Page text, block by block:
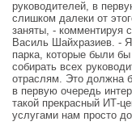
руководителей, в
слишком далеки от
заняты, - комментируя
Василь Шайхразиев. -
парка, которые были
собирать всех
отраслям. Это должна
в первую очередь
такой прекрасный ИТ-
услугами нам просто